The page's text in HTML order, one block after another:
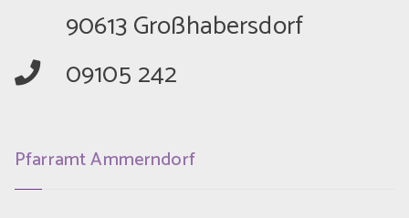
	90613 Großhabersdorf
	09105 242
Pfarramt Ammerndorf